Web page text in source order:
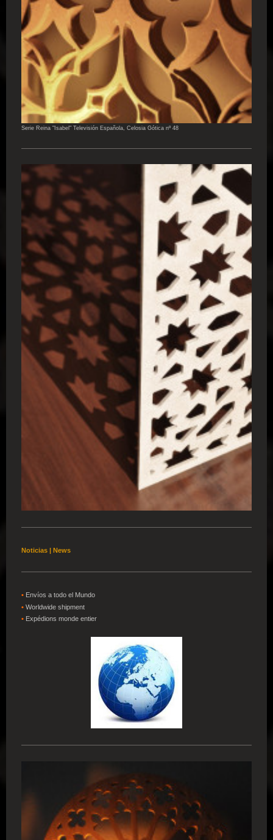
Serie Reina "Isabel" Televisión Española, Celosia Gótica nº 48
Noticias | News
• Envíos a todo el Mundo
• Worldwide shipment
• Expédions monde entier